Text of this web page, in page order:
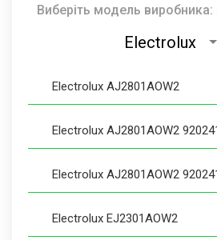
Виберіть модель виробника:
Electrolux
Electrolux AJ2801AOW2
Electrolux AJ2801AOW2
Electrolux AJ2801AOW2
Electrolux EJ2301AOW2